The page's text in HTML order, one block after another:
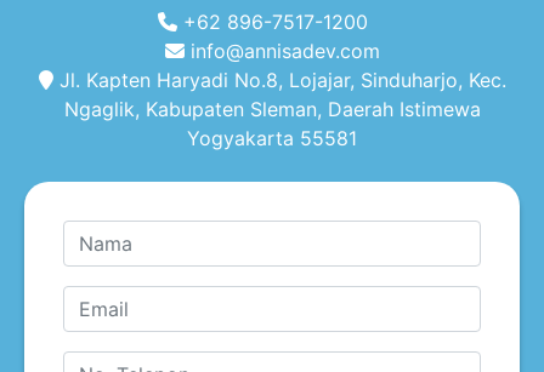
+62 896-7517-1200
info@annisadev.com
Jl. Kapten Haryadi No.8, Lojajar, Sinduharjo, Kec.
Ngaglik, Kabupaten Sleman, Daerah Istimewa
Yogyakarta 55581